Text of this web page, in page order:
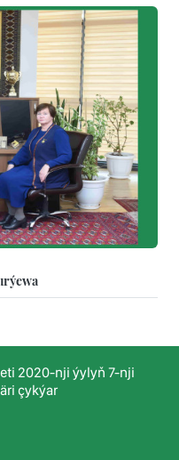
2020-nji ýylyň 7-nji
çykýar